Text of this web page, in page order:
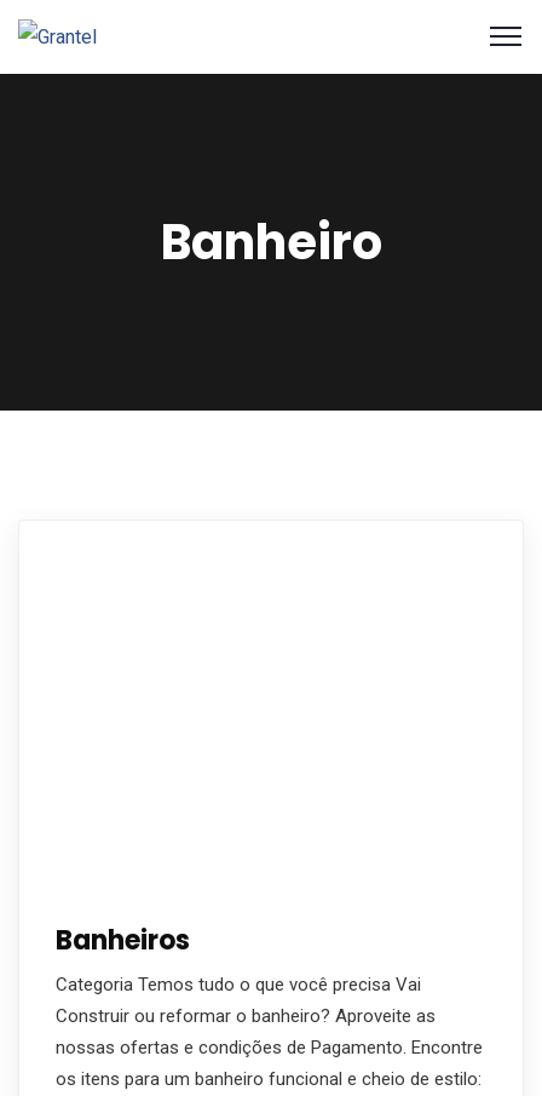
Banheiro
Banheiros
Categoria Temos tudo o que você precisa Vai
Construir ou reformar o banheiro? Aproveite as
nossas ofertas e condições de Pagamento. Encontre
os itens para um banheiro funcional e cheio de estilo: